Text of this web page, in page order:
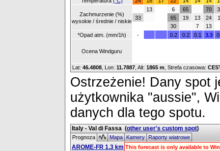
Zachmurzenie (%)
wysokie / średnie / niskie
33
13
6
65
30
65
19
13
7
70
24
13
*Opad atm. (mm/1h) - 0.2 0.2 0.1 3.3
Ocena Windguru
Lat: 46.4808 , Lon: 11.7887 Alt: 1865 m , Strefa czasowa:
Ostrzeżenie! Dany spot
użytkownika "aussie",
danych dla tego spotu.
Italy - Val di Fassa (other user's custom spot)
Prognoza MapaKameryRaporty wiatrowe
AROME-FR 1.3 km This forecast is only available to